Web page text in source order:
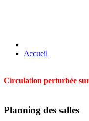
Accueil
Circulation perturbée
Planning des salles